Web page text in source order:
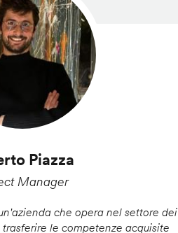
Piazza
Manager
che opera nel settore dei
le competenze acquisite